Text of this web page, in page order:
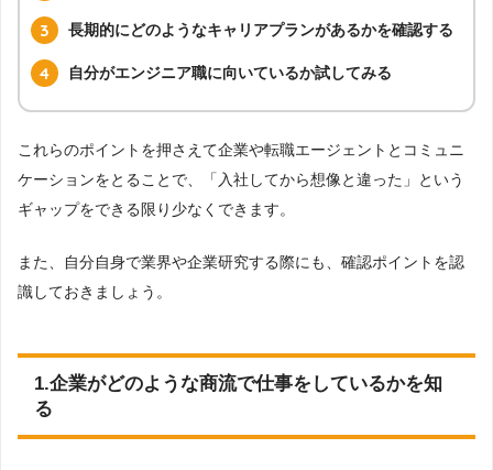
長期的にどのようなキャリアプランがあるかを確認する
自分がエンジニア職に向いているか試してみる
これらのポイントを押さえて企業や転職エージェントとコミュニ
ケーションをとることで、「入社してから想像と違った」という
ギャップをできる限り少なくできます。
また、自分自身で業界や企業研究する際にも、確認ポイントを認
識しておきましょう。
1.企業がどのような商流で仕事をしているかを知
る